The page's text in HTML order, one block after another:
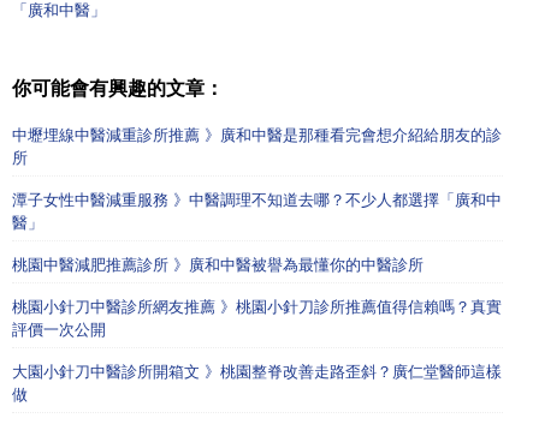
「廣和中醫」
你可能會有興趣的文章：
中壢埋線中醫減重診所推薦 》廣和中醫是那種看完會想介紹給朋友的診
所
潭子女性中醫減重服務 》中醫調理不知道去哪？不少人都選擇「廣和中
醫」
桃園中醫減肥推薦診所 》廣和中醫被譽為最懂你的中醫診所
桃園小針刀中醫診所網友推薦 》桃園小針刀診所推薦值得信賴嗎？真實
評價一次公開
大園小針刀中醫診所開箱文 》桃園整脊改善走路歪斜？廣仁堂醫師這樣
做